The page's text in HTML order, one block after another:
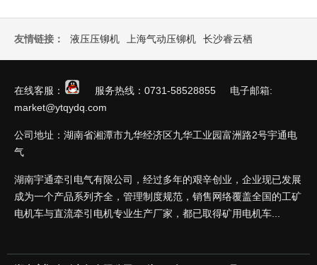
友情链接： 液压压铆机 上海气动压铆机 长沙睿云栖
在线客服：
服务热线：0731-58528855 电子邮箱:
market@ytqydq.com
公司地址：湖南省湘潭市九华经济区九华工业园富洲路2号宇通电
气
湖南宇通牵引电气有限公司，经过多年的艰辛创业，企业现已发展
成为一个产品系列齐全，管理制度规范，销售网络覆盖全国的工矿
电机车与直流牵引电机专业生产厂家，都已取得矿用电机车...